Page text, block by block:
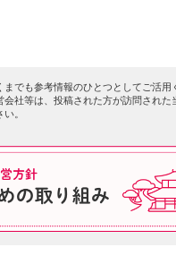
までも参考情報のひとつとしてご活用
社等は、投稿された方が訪問された
。